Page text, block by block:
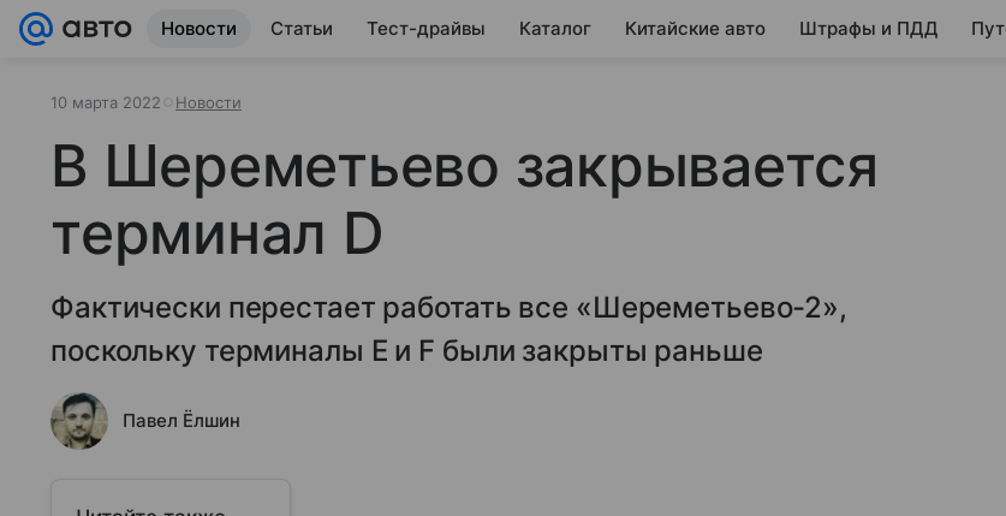
Новости Статьи Тест-драйвы Каталог Китайские авто Штрафы и ПДД
10 марта 2022 Новости
В Шереметьево закрывается
терминал D
Фактически перестает работать все «Шереметьево-2»,
поскольку терминалы E и F были закрыты раньше
Павел Ёлшин